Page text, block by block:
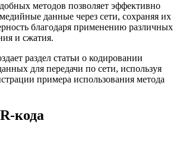
методов позволяет эффективно
данные через сети, сохраняя их
благодаря применению различных
и сжатия.
раздел статьи о кодировании
для передачи по сети, используя
примера использования метода
кода